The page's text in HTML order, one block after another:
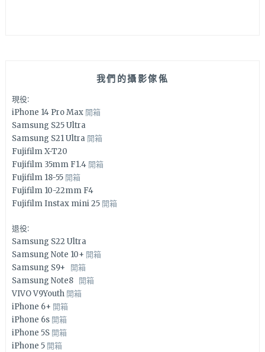
我們的攝影傢俬
現役:
iPhone 14 Pro Max 開箱
Samsung S25 Ultra
Samsung S21 Ultra 開箱
Fujifilm X-T20
Fujifilm 35mm F1.4 開箱
Fujifilm 18-55 開箱
Fujifilm 10-22mm F4
Fujifilm Instax mini 25 開箱
退役:
Samsung S22 Ultra
Samsung Note 10+ 開箱
Samsung S9+ 開箱
Samsung Note8 開箱
VIVO V9Youth 開箱
iPhone 6+ 開箱
iPhone 6s 開箱
iPhone 5S 開箱
iPhone 5 開箱